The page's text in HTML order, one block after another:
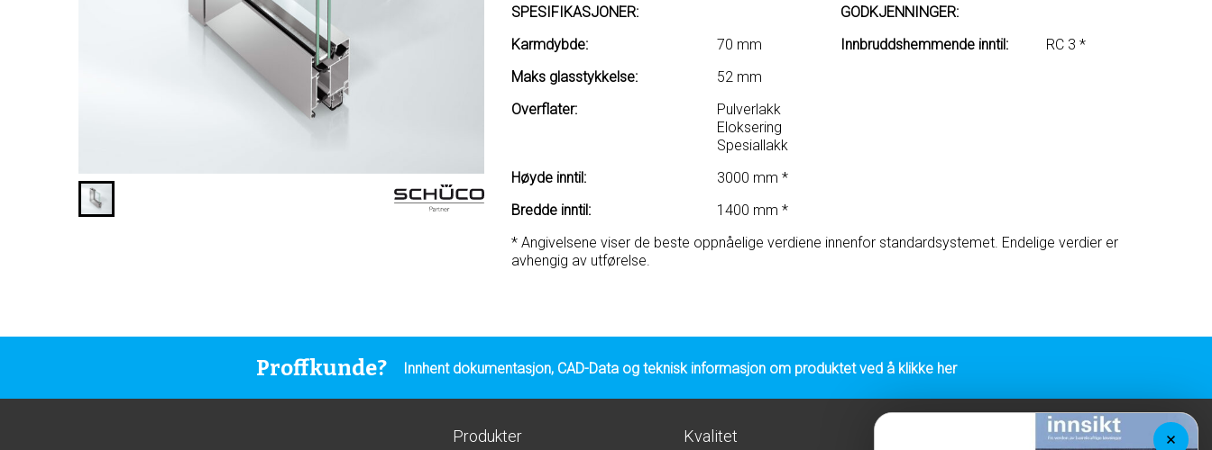
SPESIFIKASJONER:
Karmdybde:
70 mm
Maks glasstykkelse:
52 mm
Overflater:
Pulverlakk
Eloksering
Spesiallakk
Høyde inntil:
3000 mm *
Bredde inntil:
1400 mm *
GODKJENNINGER:
Innbruddshemmende inntil:
RC 3 *
* Angivelsene viser de beste oppnåelige verdiene innenfor standardsystemet. Endelige verdier er
avhengig av utførelse.
Proffkunde? Innhent dokumentasjon, CAD-Data og teknisk informasjon om produktet ved å klikke her
Produkter Kvalitet